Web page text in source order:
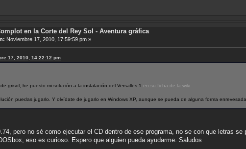
en la Corte del Rey Sol - Aventura gráfica
Noviembre 17, 2010, 17:59:59 pm »
17, 2010, 14:22:12 pm
grisol, he puesto mi solución a la instalación del Versalles 1en su ficha de la wiki.
puedas jugarlo. Y olvídate de jugarlo en Windows XP, aunque se pueda de alguna forma
pero no sé como ejecutar el CD dentro de ese programa, no se con que letras
eso es curioso. Espero que alguien pueda ayudarme. Saludos